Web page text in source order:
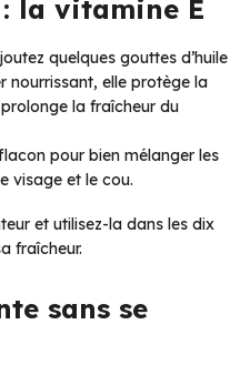
la vitamine E
quelques gouttes d’huile
nourrissant, elle protège la
la fraîcheur du
pour bien mélanger les
visage et le cou.
et utilisez-la dans les dix
fraîcheur.
sans se